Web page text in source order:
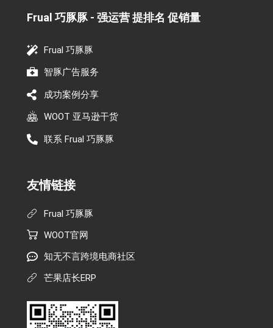
Frual 巧豚豚 - 强运营 提排名 促销量​
Frual 巧豚豚
智豚广告服务
成功案例分享
WOOT 亚马逊干货
联系 Frual 巧豚豚
友情链接
Frual 巧豚豚
WOOT官网
知无不言跨境电商社区
芒果店长ERP